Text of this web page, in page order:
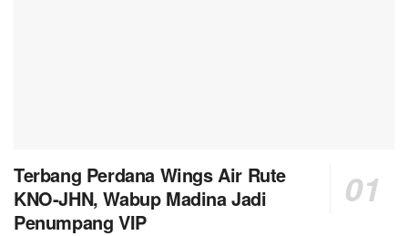
Terbang Perdana Wings Air Rute
KNO-JHN, Wabup Madina Jadi
Penumpang VIP